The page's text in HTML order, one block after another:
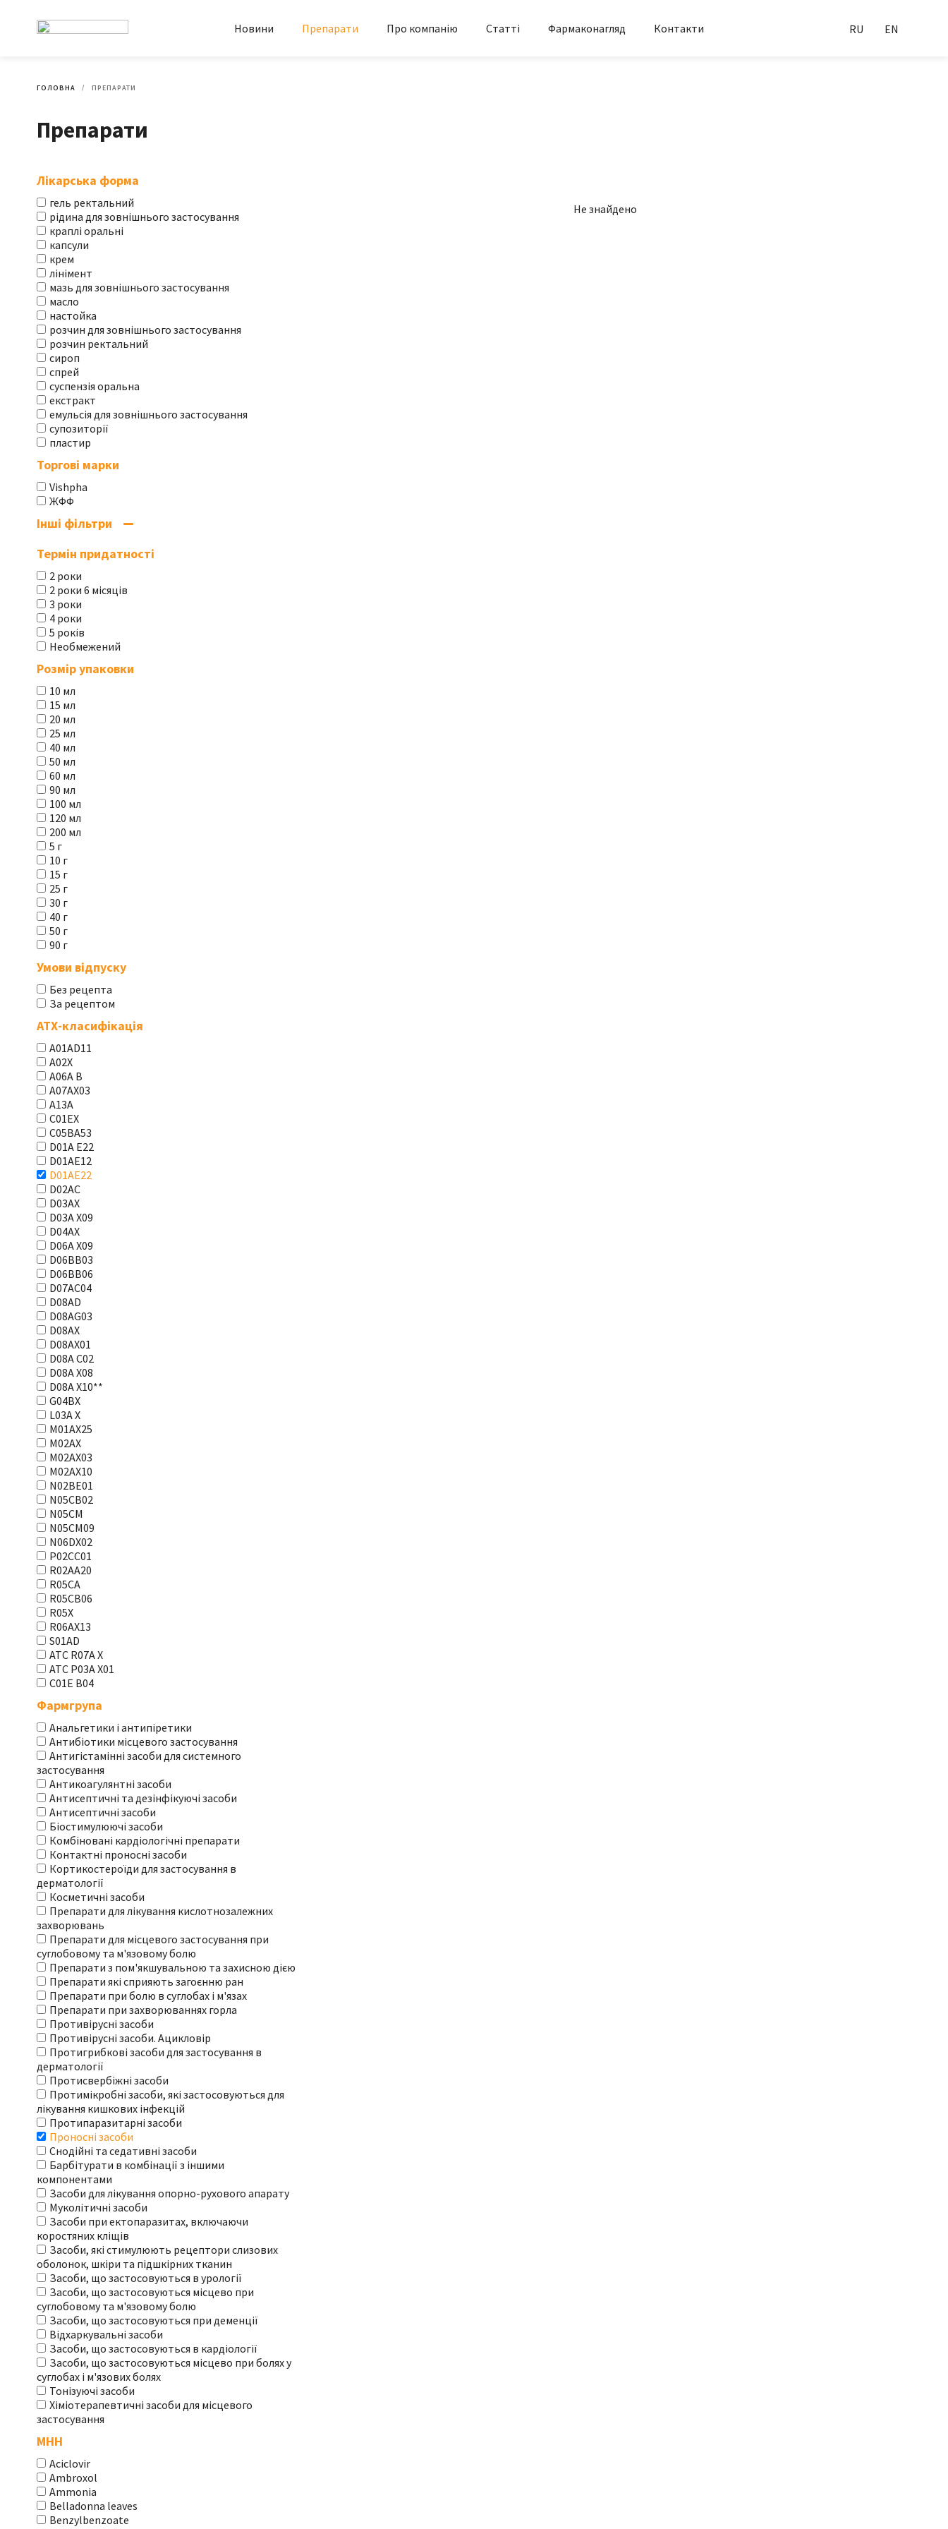
Новини Препарати Про компанію Статті Фармаконагляд Контакти RU EN
ГОЛОВНА ПРЕПАРАТИ
Препарати
Лікарська форма
гель ректальний
рідина для зовнішнього застосування
краплі оральні
капсули
крем
лінімент
мазь для зовнішнього застосування
масло
настойка
розчин для зовнішнього застосування
розчин ректальний
сироп
спрей
суспензія оральна
екстракт
емульсія для зовнішнього застосування
супозиторії
пластир
Торгові марки
Vishpha
ЖФФ
Інші фільтри
Термін придатності
2 роки
2 роки 6 місяців
3 роки
4 роки
5 років
Необмежений
Розмір упаковки
10 мл
15 мл
20 мл
25 мл
40 мл
50 мл
60 мл
90 мл
100 мл
120 мл
200 мл
5 г
10 г
15 г
25 г
30 г
40 г
50 г
90 г
Умови відпуску
Без рецепта
За рецептом
АТХ-класифікація
A01AD11
A02X
A06A В
A07AX03
A13A
C01EX
C05BA53
D01A E22
D01AE12
D01AE22
D02AC
D03AX
D03A X09
D04AX
D06A X09
D06BB03
D06BB06
D07AC04
D08AD
D08AG03
D08AX
D08AX01
D08А С02
D08А Х08
D08А Х10**
G04BX
L03А Х
M01AX25
M02AX
M02AX03
M02AX10
N02BE01
N05CB02
N05CM
N05CM09
N06DX02
P02CC01
R02AA20
R05CA
R05CB06
R05X
R06AX13
S01AD
АТС R07A X
АТС Р03А Х01
С01Е В04
Фармгрупа
Анальгетики і антипіретики
Антибіотики місцевого застосування
Антигістамінні засоби для системного
застосування
Антикоагулянтні засоби
Антисептичні та дезінфікуючі засоби
Антисептичні засоби
Біостимулюючі засоби
Комбіновані кардіологічні препарати
Контактні проносні засоби
Кортикостероїди для застосування в
дерматології
Косметичні засоби
Препарати для лікування кислотнозалежних
захворювань
Препарати для місцевого застосування при
суглобовому та м'язовому болю
Препарати з пом'якшувальною та захисною дією
Препарати які сприяють загоєнню ран
Препарати при болю в суглобах і м'язах
Препарати при захворюваннях горла
Противірусні засоби
Противірусні засоби. Ацикловір
Протигрибкові засоби для застосування в
дерматології
Протисвербіжні засоби
Протимікробні засоби, які застосовуються для
лікування кишкових інфекцій
Протипаразитарні засоби
Проносні засоби
Снодійні та седативні засоби
Барбітурати в комбінації з іншими
компонентами
Засоби для лікування опорно-рухового апарату
Муколітичні засоби
Засоби при ектопаразитах, включаючи
коростяних кліщів
Засоби, які стимулюють рецептори слизових
оболонок, шкіри та підшкірних тканин
Засоби, що застосовуються в урології
Засоби, що застосовуються місцево при
суглобовому та м'язовому болю
Засоби, що застосовуються при деменції
Відхаркувальні засоби
Засоби, що застосовуються в кардіології
Засоби, що застосовуються місцево при болях у
суглобах і м'язових болях
Тонізуючі засоби
Хіміотерапевтичні засоби для місцевого
застосування
МНН
Aciclovir
Ambroxol
Ammonia
Belladonna leaves
Benzylbenzoate
Не знайдено